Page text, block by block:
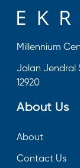
Millennium
Jalan Jendral
12920
About Us
About
Contact Us